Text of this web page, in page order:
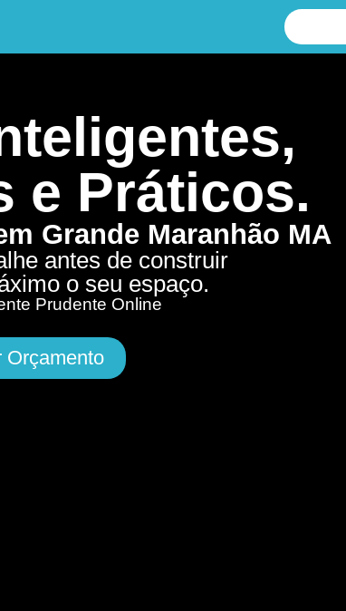
e Práticos.
Grande Maranhão MA
antes de construir
o seu espaço.
Prudente Online
Orçamento